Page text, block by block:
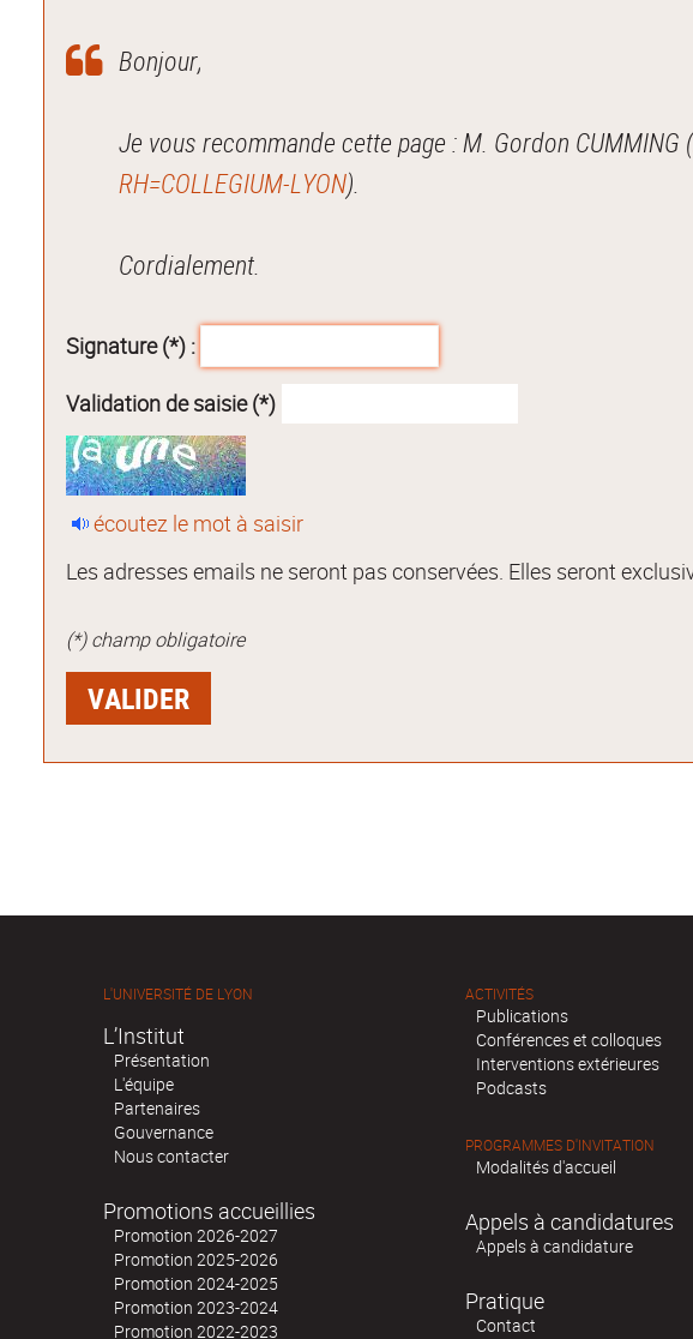
Bonjour,
Je vous recommande cette page : M. Gordon CUMMING (
RH=COLLEGIUM-LYON).
Cordialement.
Signature (*) :
Validation de saisie (*)
écoutez le mot à saisir
Les adresses emails ne seront pas conservées. Elles seront
(*) champ obligatoire
L'UNIVERSITÉ DE LYON
L’Institut
Présentation
L'équipe
Partenaires
Gouvernance
Nous contacter
Promotions accueillies
Promotion 2026-2027
Promotion 2025-2026
Promotion 2024-2025
Promotion 2023-2024
Promotion 2022-2023
ACTIVITÉS
Publications
Conférences et colloques
Interventions extérieures
Podcasts
PROGRAMMES D'INVITATION
Modalités d'accueil
Appels à candidatures
Appels à candidature
Pratique
Contact